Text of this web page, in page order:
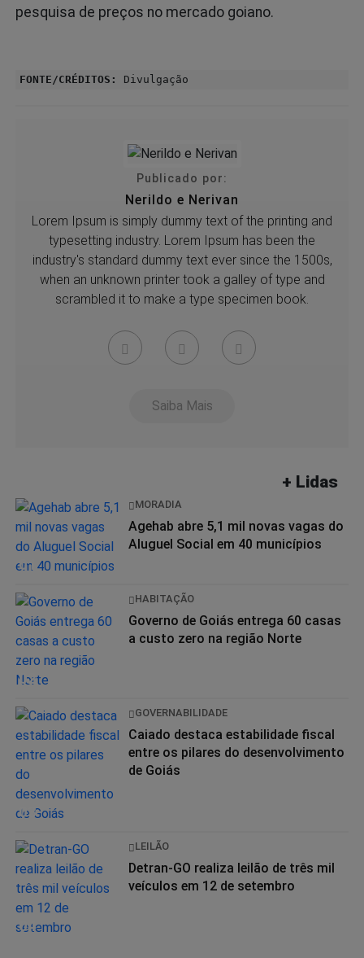
pesquisa de preços no mercado goiano.
FONTE/CRÉDITOS: Divulgação
Publicado por:
Nerildo e Nerivan
Lorem Ipsum is simply dummy text of the printing and
typesetting industry. Lorem Ipsum has been the
industry's standard dummy text ever since the 1500s,
when an unknown printer took a galley of type and
scrambled it to make a type specimen book.
Saiba Mais
+ Lidas
01
MORADIA
Agehab abre 5,1 mil novas vagas do
Aluguel Social em 40 municípios
02
HABITAÇÃO
Governo de Goiás entrega 60 casas
a custo zero na região Norte
03
GOVERNABILIDADE
Caiado destaca estabilidade fiscal
entre os pilares do desenvolvimento
de Goiás
04
LEILÃO
Detran-GO realiza leilão de três mil
veículos em 12 de setembro